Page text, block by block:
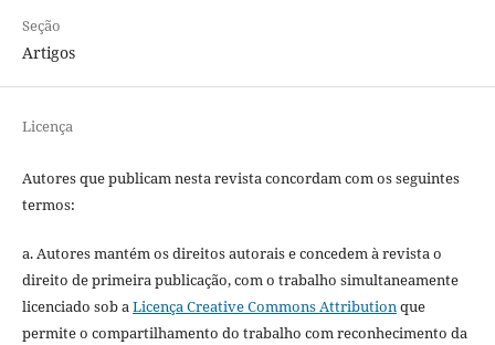
Seção
Artigos
Licença
Autores que publicam nesta revista concordam com os seguintes
termos:
a. Autores mantém os direitos autorais e concedem à revista o
direito de primeira publicação, com o trabalho simultaneamente
licenciado sob aLicença Creative Commons Attributionque
permite o compartilhamento do trabalho com reconhecimento da